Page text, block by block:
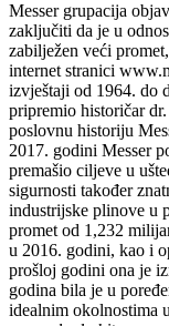
Messer grupacija
zaključiti da je u
zabilježen veći
internet stranici
izvještaji od 1964. do
pripremio historičar
poslovnu historiju
2017. godini Messer
premašio ciljeve u
sigurnosti također
industrijske plinove u
promet od 1,232
u 2016. godini, kao i
prošloj godini ona je
godina bila je u
idealnim okolnostima